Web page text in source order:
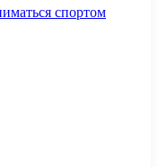
спортом